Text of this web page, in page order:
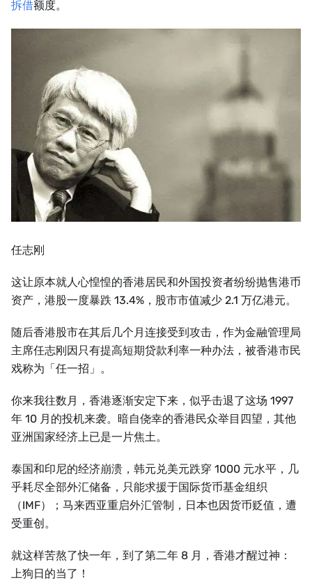
拆借额度。
任志刚
这让原本就人心惶惶的香港居民和外国投资者纷纷抛售港币
资产，港股一度暴跌 13.4%，股市市值减少 2.1 万亿港元。
随后香港股市在其后几个月连接受到攻击，作为金融管理局
主席任志刚因只有提高短期贷款利率一种办法，被香港市民
戏称为「任一招」。
你来我往数月，香港逐渐安定下来，似乎击退了这场 1997
年 10 月的投机来袭。暗自侥幸的香港民众举目四望，其他
亚洲国家经济上已是一片焦土。
泰国和印尼的经济崩溃，韩元兑美元跌穿 1000 元水平，几
乎耗尽全部外汇储备，只能求援于国际货币基金组织
（IMF）；马来西亚重启外汇管制，日本也因货币贬值，遭
受重创。
就这样苦熬了快一年，到了第二年 8 月，香港才醒过神：
上狗日的当了！